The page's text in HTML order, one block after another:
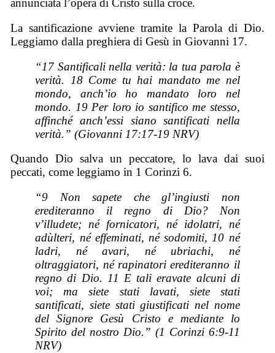
annunciata l’opera di Cristo sulla croce.
La santificazione avviene tramite la Parola di Dio.
Leggiamo dalla preghiera di Gesù in Giovanni 17.
“17 Santificali nella verità: la tua parola è
verità. 18 Come tu hai mandato me nel
mondo, anch’io ho mandato loro nel
mondo. 19 Per loro io santifico me stesso,
affinché anch’essi siano santificati nella
verità.” (Giovanni 17:17-19 NRV)
Quando Dio salva un peccatore, lo lava dai suoi
peccati, come leggiamo in 1 Corinzi 6.
“9 Non sapete che gl’ingiusti non
erediteranno il regno di Dio? Non
v’illudete; né fornicatori, né idolatri, né
adùlteri, né effeminati, né sodomiti, 10 né
ladri, né avari, né ubriachi, né
oltraggiatori, né rapinatori erediteranno il
regno di Dio. 11 E tali eravate alcuni di
voi; ma siete stati lavati, siete stati
santificati, siete stati giustificati nel nome
del Signore Gesù Cristo e mediante lo
Spirito del nostro Dio.” (1 Corinzi 6:9-11
NRV)